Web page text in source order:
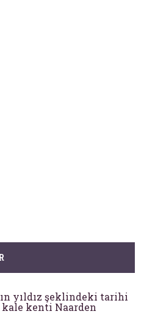
yıldız şeklindeki tarihi
kenti Naarden